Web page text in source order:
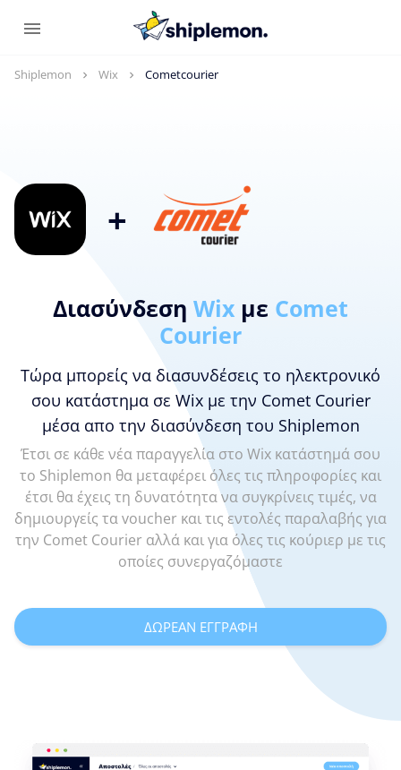
Shiplemon Wix Cometcourier
+
Διασύνδεση Wix με Comet
Courier
Τώρα μπορείς να διασυνδέσεις το ηλεκτρονικό
σου κατάστημα σε Wix με την Comet Courier
μέσα απο την διασύνδεση του Shiplemon
Έτσι σε κάθε νέα παραγγελία στο Wix κατάστημά σου
το Shiplemon θα μεταφέρει όλες τις πληροφορίες και
έτσι θα έχεις τη δυνατότητα να συγκρίνεις τιμές, να
δημιουργείς τα voucher και τις εντολές παραλαβής για
την Comet Courier αλλά και για όλες τις κούριερ με τις
οποίες συνεργαζόμαστε
ΔΩΡΕΑΝ ΕΓΓΡΑΦΗ